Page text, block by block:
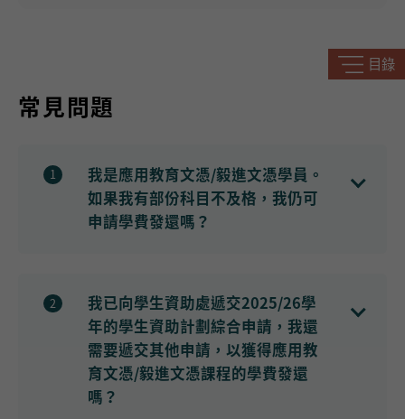
目錄
常見問題
1
我是應用教育文憑/毅進文憑學員。
如果我有部份科目不及格，我仍可
申請學費發還嗎？
2
我已向學生資助處遞交2025/26學
年的學生資助計劃綜合申請，我還
需要遞交其他申請，以獲得應用教
育文憑/毅進文憑課程的學費發還
嗎？